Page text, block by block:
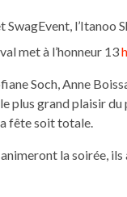
SwagEvent, l’Itanoo
met à l’honneur 13
Soch, Anne
plus grand plaisir
fête soit totale.
la soirée,